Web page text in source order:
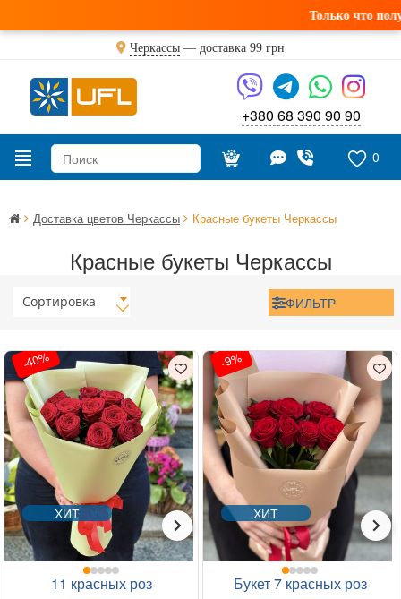
Только что получили
Черкассы — доставка 99 грн
+380 68 390 90 90
0
Доставка цветов Черкассы Красные букеты Черкассы
Красные букеты Черкассы
Сортировка ФИЛЬТР
-40%
ХИТ
11 красных роз
-9%
ХИТ
Букет 7 красных роз